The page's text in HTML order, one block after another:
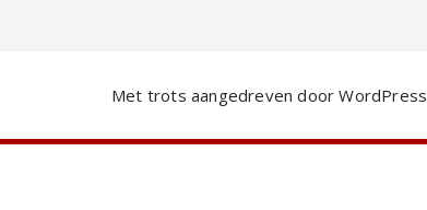
Met trots aangedreven door WordPress